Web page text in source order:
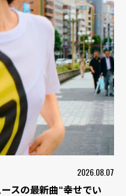
2026.08.07
スの最新曲“幸せでい